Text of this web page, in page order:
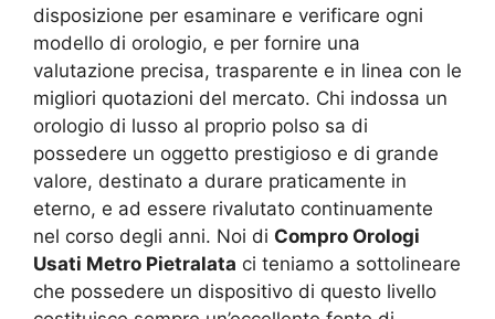
disposizione per esaminare e verificare ogni
modello di orologio, e per fornire una
valutazione precisa, trasparente e in linea con le
migliori quotazioni del mercato. Chi indossa un
orologio di lusso al proprio polso sa di
possedere un oggetto prestigioso e di grande
valore, destinato a durare praticamente in
eterno, e ad essere rivalutato continuamente
nel corso degli anni. Noi di Compro Orologi
Usati Metro Pietralata ci teniamo a sottolineare
che possedere un dispositivo di questo livello